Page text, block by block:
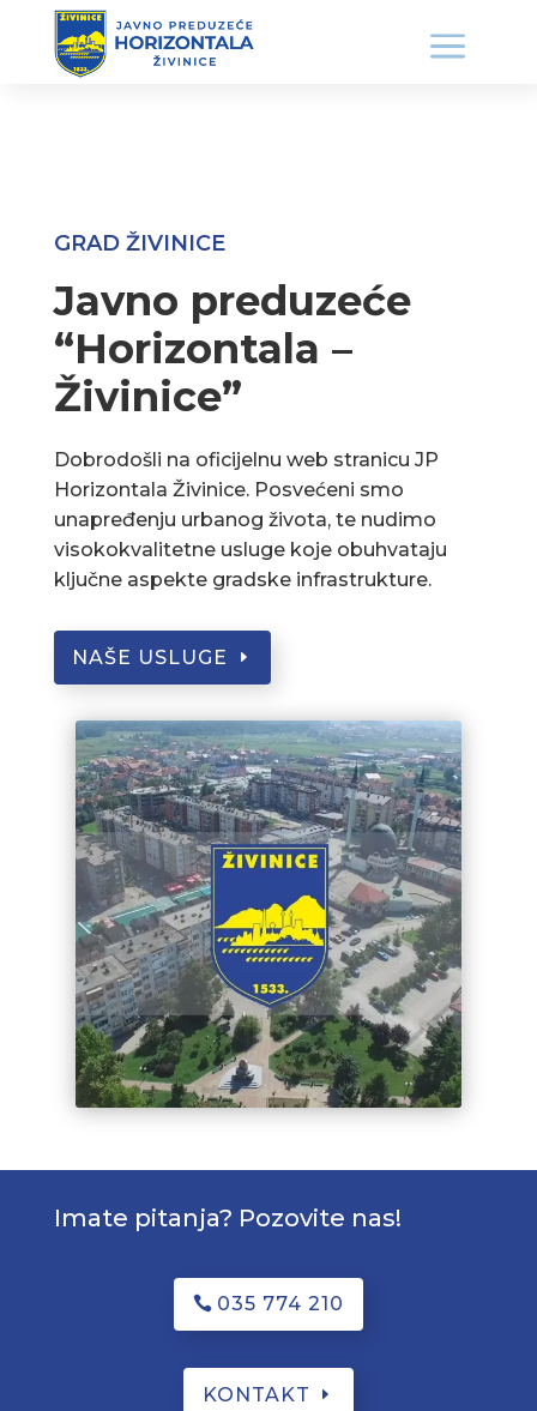
GRAD ŽIVINICE
Javno preduzeće
“Horizontala –
Živinice”
Dobrodošli na oficijelnu web stranicu JP
Horizontala Živinice. Posvećeni smo
unapređenju urbanog života, te nudimo
visokokvalitetne usluge koje obuhvataju
ključne aspekte gradske infrastrukture.
NAŠE USLUGE
Imate pitanja? Pozovite nas!
035 774 210
KONTAKT